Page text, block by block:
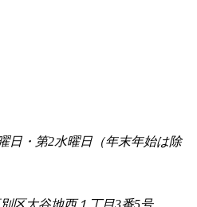
日・第2水曜日（年末年始は除
区大谷地西１丁目3番5号